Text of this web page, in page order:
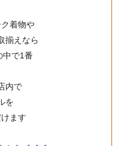
着物や
揃えなら
中で1番
内で
を
ます